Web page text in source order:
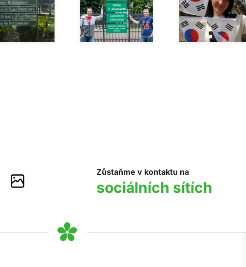
Zůstaňme v kontaktu na
sociálních sítích